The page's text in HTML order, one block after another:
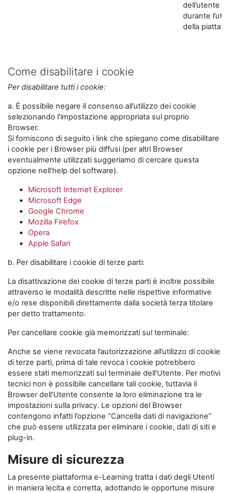
dell’utente
durante
della
Come disabilitare i cookie
Per disabilitare tutti i cookie:
a. È possibile negare il consenso all’utilizzo dei cookie
selezionando l'impostazione appropriata sul proprio
Browser.
Si forniscono di seguito i link che spiegano come disabilitare
i cookie per i Browser più diffusi (per altri Browser
eventualmente utilizzati suggeriamo di cercare questa
opzione nell’help del software).
Microsoft Internet Explorer
Microsoft Edge
Google Chrome
Mozilla Firefox
Opera
Apple Safari
b. Per disabilitare i cookie di terze parti:
La disattivazione dei cookie di terze parti è inoltre possibile
attraverso le modalità descritte nelle rispettive informative
e/o rese disponibili direttamente dalla società terza titolare
per detto trattamento.
Per cancellare cookie già memorizzati sul terminale:
Anche se viene revocata l’autorizzazione all’utilizzo di cookie
di terze parti, prima di tale revoca i cookie potrebbero
essere stati memorizzati sul terminale dell’Utente. Per motivi
tecnici non è possibile cancellare tali cookie, tuttavia il
Browser dell’Utente consente la loro eliminazione tra le
impostazioni sulla privacy. Le opzioni del Browser
contengono infatti l’opzione “Cancella dati di navigazione”
che può essere utilizzata per eliminare i cookie, dati di siti e
plug-in.
Misure di sicurezza
La presente piattaforma e-Learning tratta i dati degli Utenti
in maniera lecita e corretta, adottando le opportune misure